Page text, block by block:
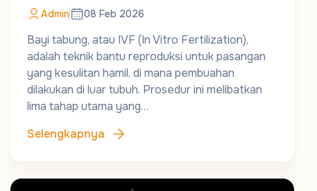
Admin 08 Feb 2026
Bayi tabung, atau IVF (In Vitro Fertilization),
adalah teknik bantu reproduksi untuk pasangan
yang kesulitan hamil, di mana pembuahan
dilakukan di luar tubuh. Prosedur ini melibatkan
lima tahap utama yang…
Selengkapnya